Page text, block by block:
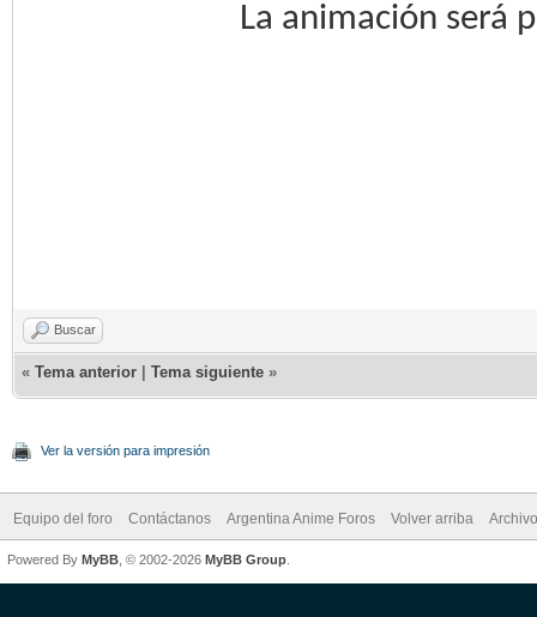
La animación será
Buscar
« Tema anterior Tema siguiente »
Ver la versión para impresión
Equipo del foro Contáctanos Argentina Anime Foros Volver arriba
Powered By MyBB , © 2002-2026 MyBB Group